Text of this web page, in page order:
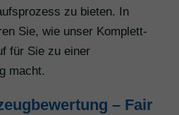
zu bieten. In
Sie, wie unser Komplett-
für Sie zu einer
macht.
– Fair